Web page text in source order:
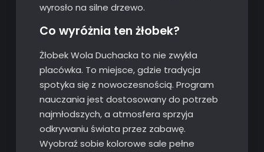
wyrosło na silne drzewo.
Co wyróżnia ten żłobek?
Żłobek Wola Duchacka to nie zwykła
placówka. To miejsce, gdzie tradycja
spotyka się z nowoczesnością. Program
nauczania jest dostosowany do potrzeb
najmłodszych, a atmosfera sprzyja
odkrywaniu świata przez zabawę.
Wyobraź sobie kolorowe sale pełne